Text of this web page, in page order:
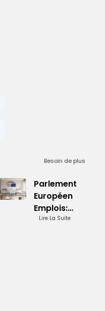
Besoin de plus
Parlement
Européen
Emplois:
Opportunités
Lire La Suite